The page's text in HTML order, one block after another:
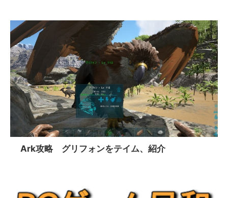
Ark攻略 グリフォンをテイム、紹介